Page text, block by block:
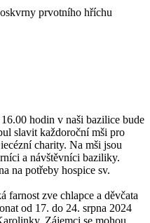
prvotního hříchu
hodin v naši bazilice bude
slavit každoroční mši pro
charity. Na mši jsou
a návštěvníci baziliky.
na potřeby hospice sv.
farnost zve chlapce a děvčata
od 17. do 24. srpna 2024
Zájemci se mohou